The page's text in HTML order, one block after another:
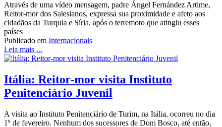
Através de uma vídeo mensagem, padre Ángel Fernández Artime,
Reitor-mor dos Salesianos, expressa sua proximidade e afeto aos
cidadãos da Turquia e Síria, após o terremoto que atingiu esses
países
Publicado em Internacionais
Leia mais ...
Itália: Reitor-mor visita Instituto
Penitenciário Juvenil
A visita ao Instituto Penitenciário de Turim, na Itália, ocorreu no dia
1º de fevereiro. Nenhum dos sucessores de Dom Bosco, até então,